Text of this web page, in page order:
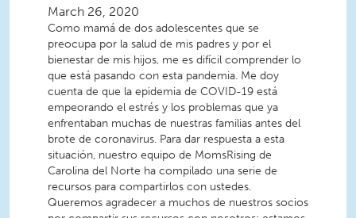
March 26, 2020
Como mamá de dos adolescentes que se
preocupa por la salud de mis padres y por el
bienestar de mis hijos, me es difícil comprender lo
que está pasando con esta pandemia. Me doy
cuenta de que la epidemia de COVID-19 está
empeorando el estrés y los problemas que ya
enfrentaban muchas de nuestras familias antes del
brote de coronavirus. Para dar respuesta a esta
situación, nuestro equipo de MomsRising de
Carolina del Norte ha compilado una serie de
recursos para compartirlos con ustedes.
Queremos agradecer a muchos de nuestros socios